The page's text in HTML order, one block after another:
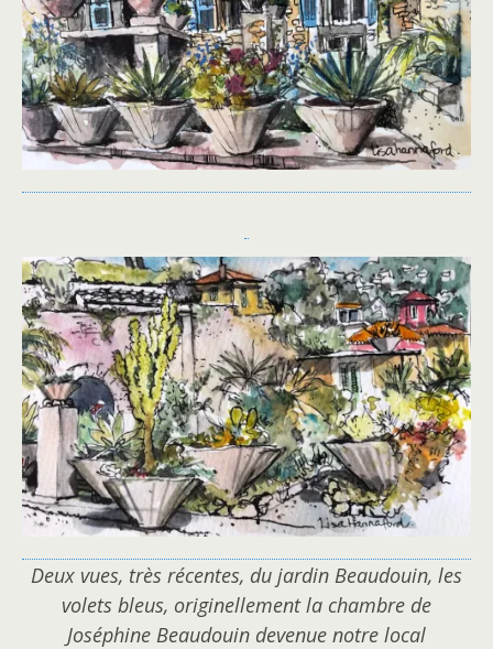
Deux vues, très récentes, du jardin Beaudouin, les
volets bleus, originellement la chambre de
Joséphine Beaudouin devenue notre local